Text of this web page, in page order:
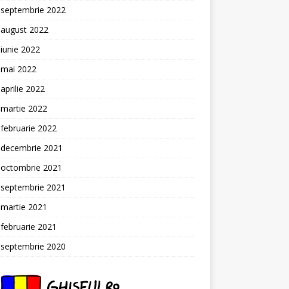
septembrie 2022
august 2022
iunie 2022
mai 2022
aprilie 2022
martie 2022
februarie 2022
decembrie 2021
octombrie 2021
septembrie 2021
martie 2021
februarie 2021
septembrie 2020